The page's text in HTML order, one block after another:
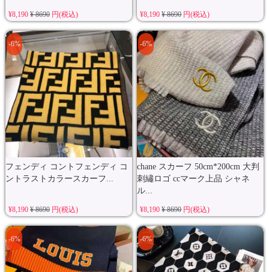
¥8,190 ¥ 8690円(税込) ¥8,190¥ 8690円(税込)
フェンディ コントフェンディ コ
ントラストカラースカーフ...
-6%
¥8,190 ¥ 8690円(税込)
chane スカーフ 50cm*200cm 大判
刺繡ロゴ ccマーク上品 シャネ
ル...
-6%
¥8,190¥ 8690円(税込)
-6% -6%